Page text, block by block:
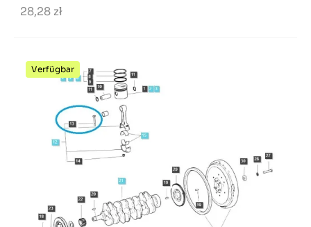
28,28 zł
Verfügbar